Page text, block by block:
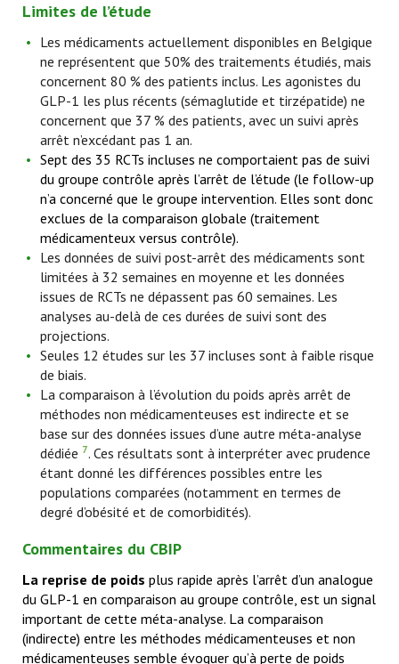
Limites de l’étude
Les médicaments actuellement disponibles en Belgique
ne représentent que 50% des traitements étudiés, mais
concernent 80 % des patients inclus. Les agonistes du
GLP-1 les plus récents (sémaglutide et tirzépatide) ne
concernent que 37 % des patients, avec un suivi après
arrêt n’excédant pas 1 an.
Sept des 35 RCTs incluses ne comportaient pas de suivi
du groupe contrôle après l’arrêt de l’étude (le follow-up
n’a concerné que le groupe intervention. Elles sont donc
exclues de la comparaison globale (traitement
médicamenteux versus contrôle).
Les données de suivi post-arrêt des médicaments sont
limitées à 32 semaines en moyenne et les données
issues de RCTs ne dépassent pas 60 semaines. Les
analyses au-delà de ces durées de suivi sont des
projections.
Seules 12 études sur les 37 incluses sont à faible risque
de biais.
La comparaison à l’évolution du poids après arrêt de
méthodes non médicamenteuses est indirecte et se
base sur des données issues d’une autre méta-analyse
dédiée 7. Ces résultats sont à interpréter avec prudence
étant donné les différences possibles entre les
populations comparées (notamment en termes de
degré d’obésité et de comorbidités).
Commentaires du CBIP
La reprise de poids plus rapide après l’arrêt d’un analogue
du GLP-1 en comparaison au groupe contrôle, est un signal
important de cette méta-analyse. La comparaison
(indirecte) entre les méthodes médicamenteuses et non
médicamenteuses semble évoquer qu’à perte de poids